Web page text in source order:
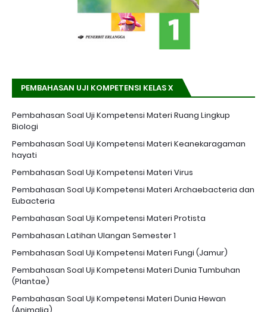
PEMBAHASAN UJI KOMPETENSI KELAS X
Pembahasan Soal Uji Kompetensi Materi Ruang Lingkup
Biologi
Pembahasan Soal Uji Kompetensi Materi Keanekaragaman
hayati
Pembahasan Soal Uji Kompetensi Materi Virus
Pembahasan Soal Uji Kompetensi Materi Archaebacteria dan
Eubacteria
Pembahasan Soal Uji Kompetensi Materi Protista
Pembahasan Latihan Ulangan Semester 1
Pembahasan Soal Uji Kompetensi Materi Fungi (Jamur)
Pembahasan Soal Uji Kompetensi Materi Dunia Tumbuhan
(Plantae)
Pembahasan Soal Uji Kompetensi Materi Dunia Hewan